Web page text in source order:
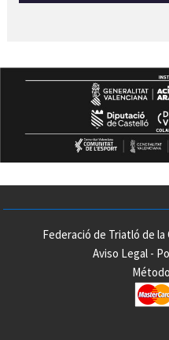
Federació de Triatló de
Aviso Legal-